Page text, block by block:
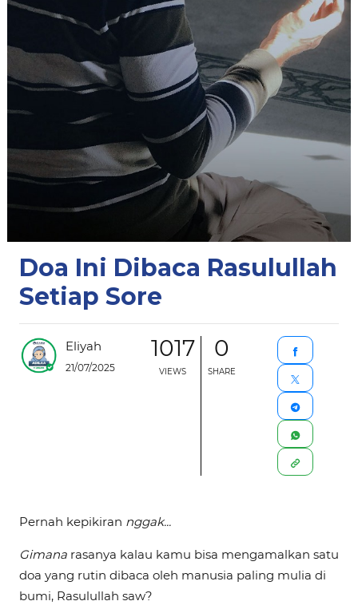
Doa Ini Dibaca Rasulullah
Setiap Sore
Eliyah
21/07/2025
1017
VIEWS
0
SHARE
Pernah kepikiran nggak...
Gimana rasanya kalau kamu bisa mengamalkan satu
doa yang rutin dibaca oleh manusia paling mulia di
bumi, Rasulullah saw?